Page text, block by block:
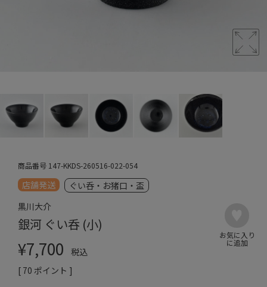
商品番号 147-KKDS-260516-022-054
店舗発送
ぐい呑・お猪口・盃
黒川大介
銀河 ぐい呑 (小)
¥7,700
税込
[ 70 ポイント ]